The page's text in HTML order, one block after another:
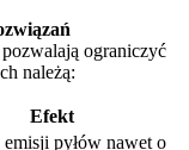
ograniczyć
należą:
Efekt
pyłów nawet o